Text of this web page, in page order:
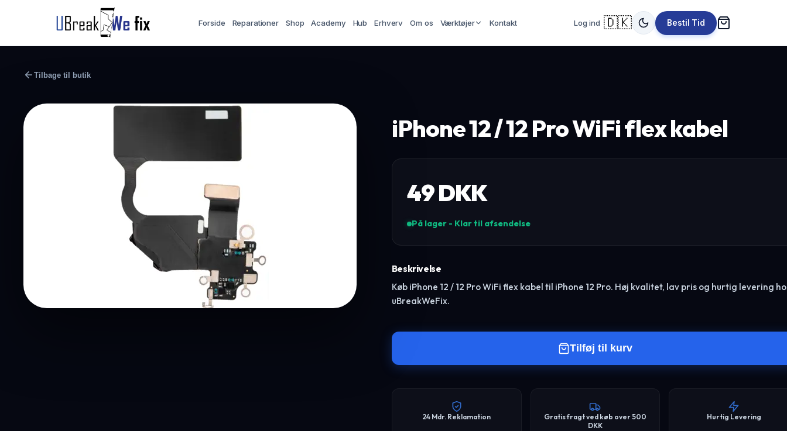
Forside Reparationer Shop Academy Hub Erhverv Om os Værktøjer Kontakt Log ind 🇩🇰 Bestil Tid
Tilbage til butik
iPhone 12 / 12 Pro WiFi flex kabel
49DKK
På lager - Klar til afsendelse
Beskrivelse
Køb iPhone 12 / 12 Pro WiFi flex kabel til iPhone 12 Pro. Høj kvalitet, lav pris og hurtig levering
uBreakWeFix.
Tilføj til kurv
24 Mdr. Reklamation
Gratis fragt ved køb over 500
DKK
Hurtig Levering